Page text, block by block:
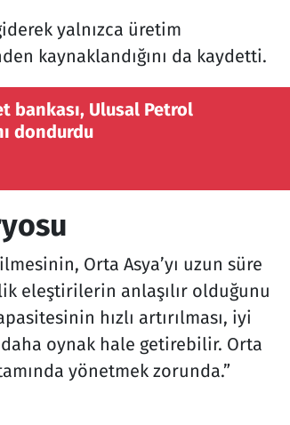
yalnızca üretim
kaynaklandığını da kaydetti.
bankası, Ulusal Petrol
dondurdu
Orta Asya’yı uzun süre
eleştirilerin anlaşılır olduğunu
hızlı artırılması, iyi
oynak hale getirebilir. Orta
yönetmek zorunda.”